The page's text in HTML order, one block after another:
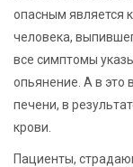
опасным является
человека,
все симптомы
опьянение. А в это
печени, в
крови.
Пациенты,